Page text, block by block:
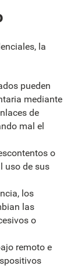
la
pueden
mediante
de
mal el
o
uso de sus
los
las
o
remoto e